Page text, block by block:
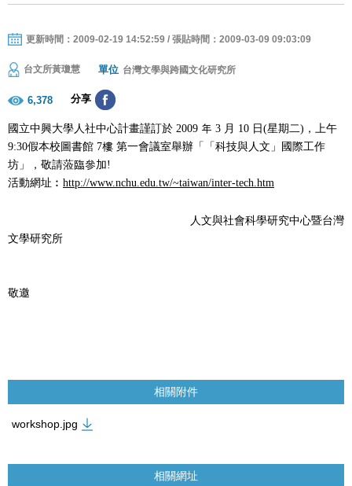
更新時間：2009-02-19 14:52:59 / 張貼時間：2009-03-09 09:03:09
台文所黃瓊慧 單位 台灣文學與跨國文化研究所
6,378 分享
國立中興大學人社中心計畫謹訂於 2009 年 3 月 10 日(星期二) ，上午
9:30假本校圖書館 7樓 第一會議室舉辦「「科技與人文」國際工作
坊」，敬請蒞臨參加!
活動網址︰ http://www.nchu.edu.tw/~taiwan/inter-tech.htm
人文與社會科學研究中心暨台灣
文學研究所
敬邀
相關附件
workshop.jpg
相關網址